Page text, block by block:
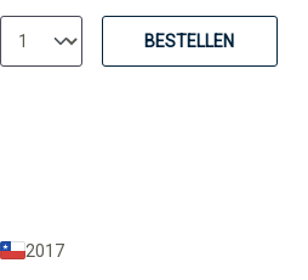
BESTELLEN
2017